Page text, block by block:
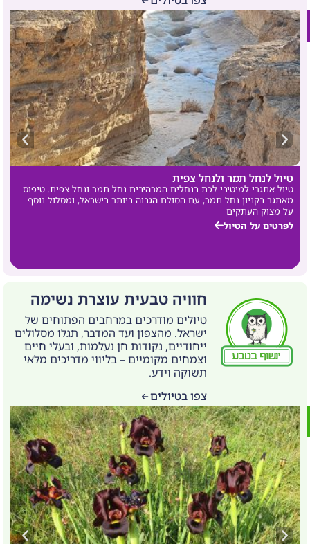
טיול לנחל תמר ולנחל צפית
טיול אתגרי למיטיבי לכת בנחלים המרהיבים נחל תמר ונחל צפית. טיפוס
מאתגר בקניון נחל תמר, עם הסולם הגבוה ביותר בישראל, ומסלול נוסף
על מצוק העתקים
לפרטים על הטיול
חוויה טבעית עוצרת נשימה
טיולים מודרכים במרחבים הפתוחים של
ישראל. מהצפון ועד המדבר, תגלו מסלולים
ייחודיים, נקודות חן נעלמות, ובעלי חיים
וצמחים מקומיים – בליווי מדריכים מלאי
תשוקה וידע.
צפו בטיולים